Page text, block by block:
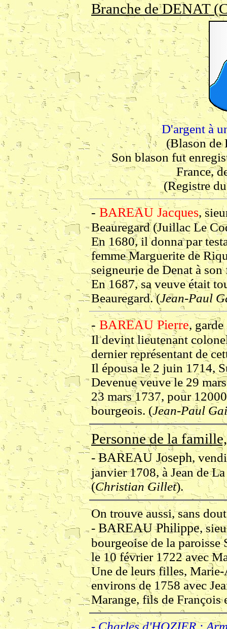
Branche de DENAT
D'argent à
(Blason de
Son blason fut
France,
(Registre
-BAREAU Jacques,
Beauregard (Juillac Le
En 1680, il donna par
femme Marguerite de
seigneurie de Denat à
En 1687, sa veuve était
Beauregard. (Jean-Paul
-BAREAU Pierre,
Il devint lieutenant
dernier représentant de
Il épousa le 2 juin 1714,
Devenue veuve le 29
23 mars 1737, pour
bourgeois. (Jean-Paul
Personne de la
-BAREAU Joseph,
janvier 1708, à Jean de
(Christian Gillet).
On trouve aussi, sans
- BAREAU Philippe,
bourgeoise de la
le 10 février 1722 avec
Une de leurs filles,
environs de 1758 avec
Marange, fils de François
- Charles d'HOZIER :